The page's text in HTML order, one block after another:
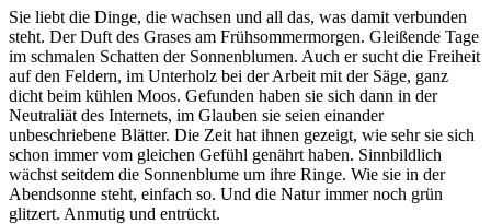
Sie liebt die Dinge, die wachsen und all das, was damit verbunden
steht. Der Duft des Grases am Frühsommermorgen. Gleißende Tage
im schmalen Schatten der Sonnenblumen. Auch er sucht die Freiheit
auf den Feldern, im Unterholz bei der Arbeit mit der Säge, ganz
dicht beim kühlen Moos. Gefunden haben sie sich dann in der
Neutraliät des Internets, im Glauben sie seien einander
unbeschriebene Blätter. Die Zeit hat ihnen gezeigt, wie sehr sie sich
schon immer vom gleichen Gefühl genährt haben. Sinnbildlich
wächst seitdem die Sonnenblume um ihre Ringe. Wie sie in der
Abendsonne steht, einfach so. Und die Natur immer noch grün
glitzert. Anmutig und entrückt.